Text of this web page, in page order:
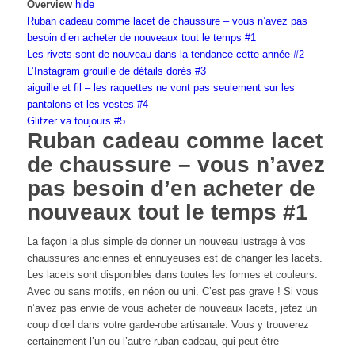
Overview hide
Ruban cadeau comme lacet de chaussure – vous n’avez pas
besoin d’en acheter de nouveaux tout le temps #1
Les rivets sont de nouveau dans la tendance cette année #2
L’Instagram grouille de détails dorés #3
aiguille et fil – les raquettes ne vont pas seulement sur les
pantalons et les vestes #4
Glitzer va toujours #5
Ruban cadeau comme lacet
de chaussure – vous n’avez
pas besoin d’en acheter de
nouveaux tout le temps #1
La façon la plus simple de donner un nouveau lustrage à vos
chaussures anciennes et ennuyeuses est de changer les lacets.
Les lacets sont disponibles dans toutes les formes et couleurs.
Avec ou sans motifs, en néon ou uni. C’est pas grave ! Si vous
n’avez pas envie de vous acheter de nouveaux lacets, jetez un
coup d’œil dans votre garde-robe artisanale. Vous y trouverez
certainement l’un ou l’autre ruban cadeau, qui peut être